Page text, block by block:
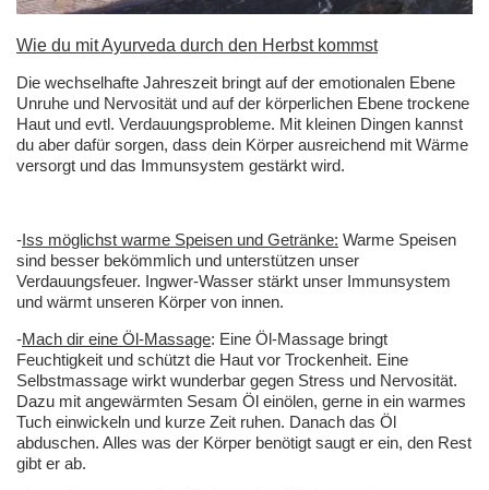
Wie du mit Ayurveda durch den Herbst kommst
Die wechselhafte Jahreszeit bringt auf der emotionalen Ebene
Unruhe und Nervosität und auf der körperlichen Ebene trockene
Haut und evtl. Verdauungsprobleme. Mit kleinen Dingen kannst
du aber dafür sorgen, dass dein Körper ausreichend mit Wärme
versorgt und das Immunsystem gestärkt wird.
- Iss möglichst warme Speisen und Getränke: Warme Speisen
sind besser bekömmlich und unterstützen unser
Verdauungsfeuer. Ingwer-Wasser stärkt unser Immunsystem
und wärmt unseren Körper von innen.
-Mach dir eine Öl-Massage: Eine Öl-Massage bringt
Feuchtigkeit und schützt die Haut vor Trockenheit. Eine
Selbstmassage wirkt wunderbar gegen Stress und Nervosität.
Dazu mit angewärmten Sesam Öl einölen, gerne in ein warmes
Tuch einwickeln und kurze Zeit ruhen. Danach das Öl
abduschen. Alles was der Körper benötigt saugt er ein, den Rest
gibt er ab.